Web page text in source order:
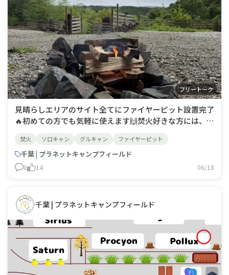
フリートーク
見晴らしエリアのサイト全てにファイヤーピット設置完了
🔥初めての方でも気軽に使えます🙌焚火好きな方には、１
梅雨明けが待ち遠しいです☀️
焚火 ソロキャン グルキャン ファイヤーピット
千葉 | プラネットキャンプフィールド
0 14 06/18
千葉 | プラネットキャンプフィールド